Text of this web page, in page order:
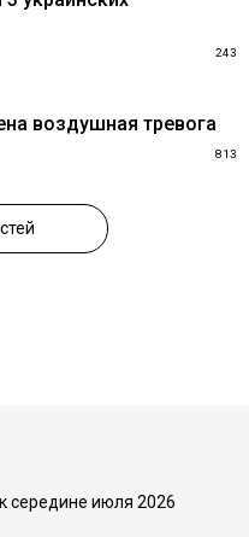
243
воздушная тревога
813
середине июля 2026